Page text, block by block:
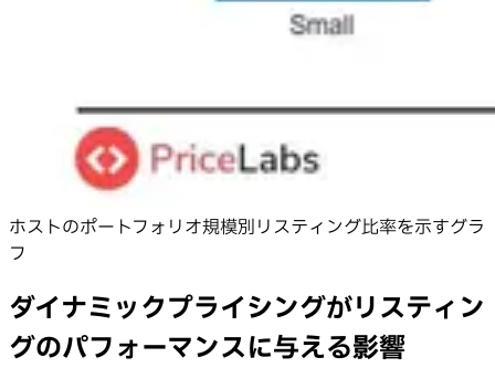
ホストのポートフォリオ規模別リスティング比率を示すグラ
フ
ダイナミックプライシングがリスティン
グのパフォーマンスに与える影響